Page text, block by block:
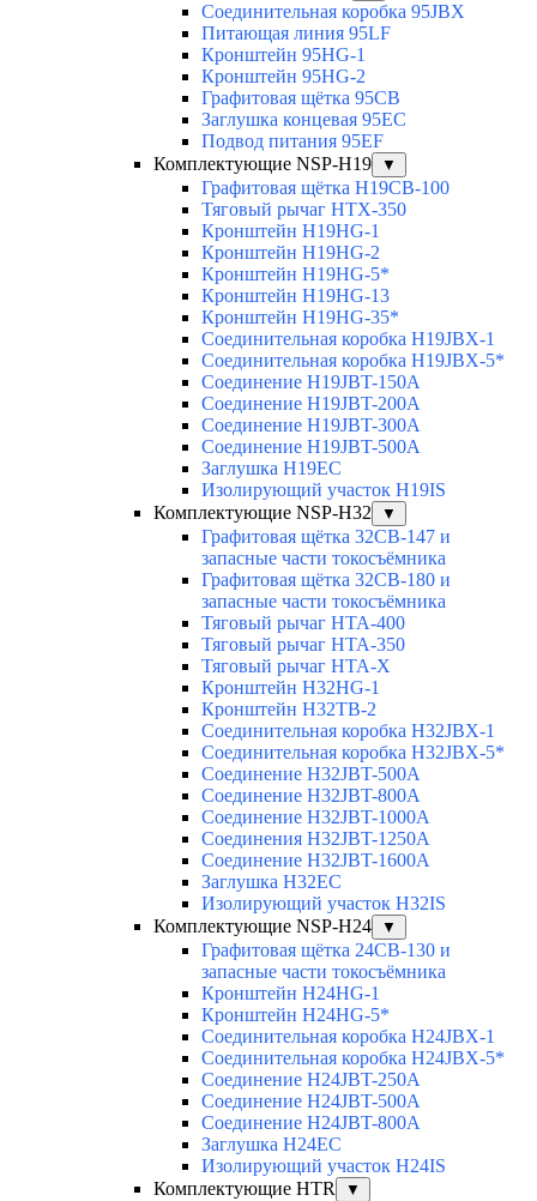
Соединительная коробка 95JBX
Питающая линия 95LF
Кронштейн 95HG-1
Кронштейн 95HG-2
Графитовая щётка 95CB
Заглушка концевая 95EC
Подвод питания 95EF
Комплектующие NSP-H19
▼
Графитовая щётка H19CB-100
Тяговый рычаг HTX-350
Кронштейн H19HG-1
Кронштейн H19HG-2
Кронштейн H19HG-5*
Кронштейн H19HG-13
Кронштейн H19HG-35*
Соединительная коробка H19JBX-1
Соединительная коробка H19JBX-5*
Соединение H19JBT-150A
Соединение H19JBT-200A
Соединение H19JBT-300A
Соединение H19JBT-500A
Заглушка H19EC
Изолирующий участок H19IS
Комплектующие NSP-H32
▼
Графитовая щётка 32CB-147 и
запасные части токосъёмника
Графитовая щётка 32CB-180 и
запасные части токосъёмника
Тяговый рычаг HTA-400
Тяговый рычаг HTA-350
Тяговый рычаг HTA-X
Кронштейн H32HG-1
Кронштейн H32TB-2
Соединительная коробка H32JBX-1
Соединительная коробка H32JBX-5*
Соединение H32JBT-500A
Соединение H32JBT-800A
Соединение H32JBT-1000A
Соединения H32JBT-1250A
Соединение H32JBT-1600A
Заглушка H32EC
Изолирующий участок H32IS
Комплектующие NSP-H24
▼
Графитовая щётка 24CB-130 и
запасные части токосъёмника
Кронштейн H24HG-1
Кронштейн H24HG-5*
Соединительная коробка H24JBX-1
Соединительная коробка H24JBX-5*
Соединение H24JBT-250A
Соединение H24JBT-500A
Соединение H24JBT-800A
Заглушка H24EC
Изолирующий участок H24IS
Комплектующие HTR
▼